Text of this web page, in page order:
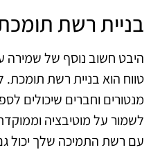
בניית רשת
היבט חשוב נוסף של שמירה
טווח הוא בניית רשת
מנטורים וחברים שיכולים
לשמור על מוטיבציה
עם רשת התמיכה שלך יכול